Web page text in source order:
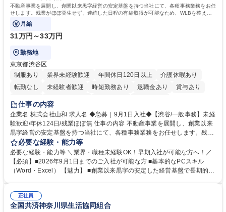
簿記検定1級 日商簿記検定2級
不動産事業を展開し、創業以来黒字経営の安定基盤を持つ当社にて、各種事務業務をお任
せします。残業がほぼ発生せず、連続した日程の有給取得が可能なため、WLBを整えた
い方にお勧めの環境です！
月給
31万円～33万円
勤務地
東京都渋谷区
制服あり
業界未経験歓迎 年間休日120日以上
介護休暇あり
転勤なし
未経験者歓迎 時短勤務あり 退職金あり
賞与あり
育休あり
完全週休2日制
仕事の内容
企業名 株式会社山和 求人名 ◆急募｜9月1日入社◆【渋谷/一般事務】未経
験歓迎/年休124日/残業ほぼ無 仕事の内容 不動産事業を展開し、創業以来
黒字経営の安定基盤を持つ当社にて、各種事務業務をお任せします。残業
がほぼ発生せず、連続した日程の有給取得が可能なため、WLBを整えたい
方にお勧めの環境です！ 入社後はOJTを通じて丁寧に研修を行いますの
で、事務未経験の方でも安心して臨むことができます。 【業務詳細】■電
話・来客対応 ■物件の鍵や社内の備品管理 ■データ入力や書類作成 ■契約
必要な経験・能力等
必要な経験・能力等 ＼業界・職種未経験OK！早期入社が可能な方へ！／
【必須】■2026年9月1日までのご入社が可能な方 ■基本的なPCスキル
（Word・Excel） 【魅力】 ■創業以来黒字の安定した経営基盤で長期的に
のOJTで業務を習得可能、未経験でもしっかりサポート 学歴・資格 学
歴：大学院 大学 高専 短大 語学力： 資格：
正社員
全国共済神奈川県生活協同組合